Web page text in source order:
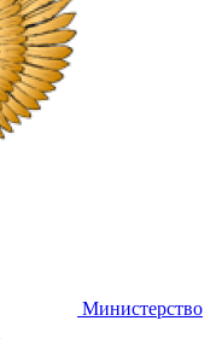
Министерство